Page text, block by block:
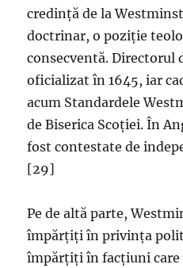
credință de la
doctrinar, o poziție
consecventă. Directorul
oficializat în 1645, iar
acum Standardele
de Biserica Scoției. În
fost contestate de
[29]
Pe de altă parte,
împărțiți în privința
împărțiți în facțiuni care